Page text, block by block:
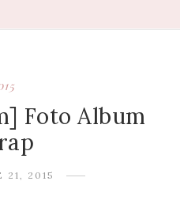
Foto Album
21, 2015